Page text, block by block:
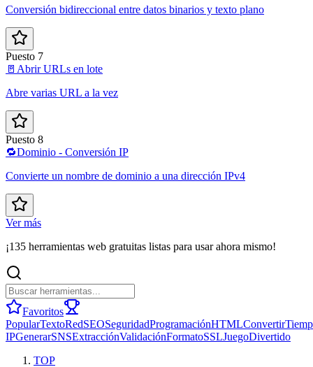
Conversión bidireccional entre datos binarios y texto plano
Puesto 7
🚪 Abrir URLs en lote
Abre varias URL a la vez
Puesto 8
🔁Dominio - Conversión IP
Convierte un nombre de dominio a una dirección IPv4
Ver más
¡135 herramientas web gratuitas listas para usar ahora mismo!
Favoritos
PopularTextoRedSEOSeguridadProgramaciónHTMLConvertir
IPGenerarSNSExtracciónValidaciónFormatoSSLJuegoDivertido
TOP